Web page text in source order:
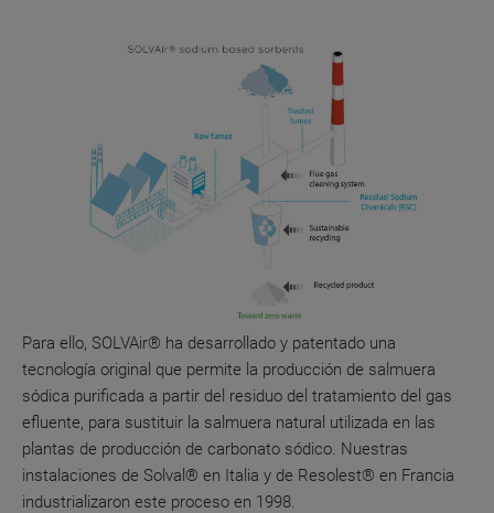
Para ello, SOLVAir® ha desarrollado y patentado una
tecnología original que permite la producción de salmuera
sódica purificada a partir del residuo del tratamiento del gas
efluente, para sustituir la salmuera natural utilizada en las
plantas de producción de carbonato sódico. Nuestras
instalaciones de Solval® en Italia y de Resolest® en Francia
industrializaron este proceso en 1998.